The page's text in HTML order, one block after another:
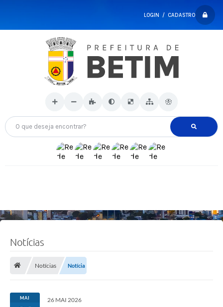
LOGIN / CADASTRO
O que deseja encontrar?
Notícias
Notícias Notícia
MAI 26 MAI 2026